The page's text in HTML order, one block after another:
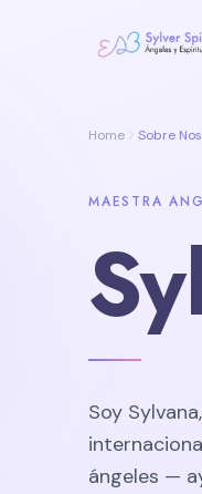
Home Sobre
MAESTRA
Soy
ángeles —